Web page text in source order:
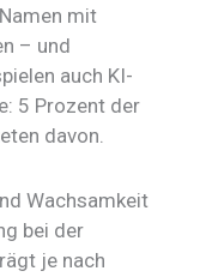
mit
– und
auch KI-
5 Prozent der
davon.
Wachsamkeit
bei der
je nach